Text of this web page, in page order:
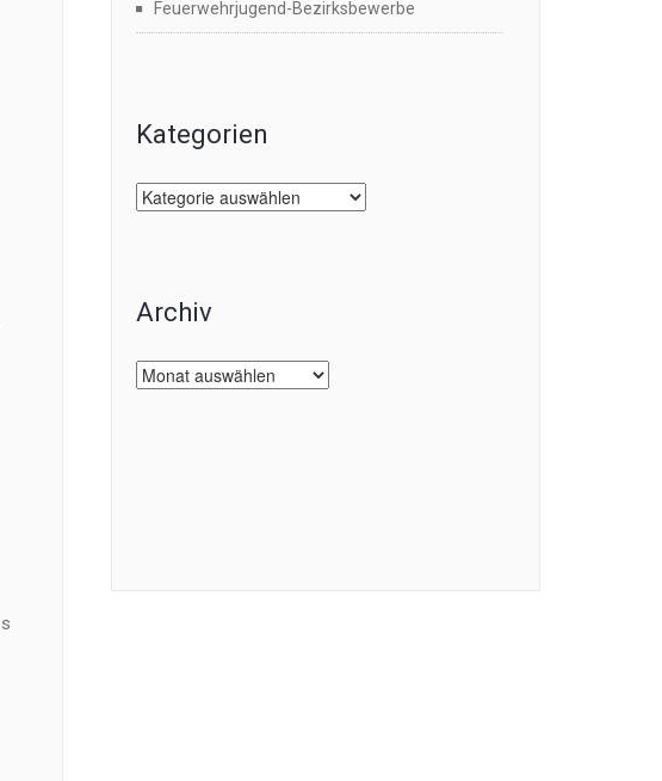
Feuerwehrjugend-Bezirksbewerbe
Kategorien
Kategorien
Archiv
Archiv